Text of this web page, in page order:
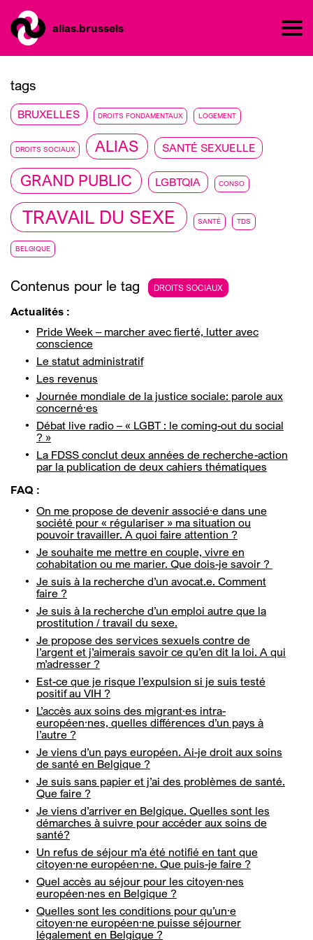
alias.brussels
tags
BRUXELLES DROITS FONDAMENTAUX LOGEMENT
DROITS SOCIAUX ALIAS SANTÉ SEXUELLE
GRAND PUBLIC LGBTQIA CONSO
TRAVAIL DU SEXE SANTÉ TDS
BELGIQUE
Contenus pour le tag DROITS SOCIAUX
Actualités :
Pride Week – marcher avec fierté, lutter avec
conscience
Le statut administratif
Les revenus
Journée mondiale de la justice sociale: parole aux
concerné·es
Débat live radio – « LGBT : le coming-out du social
? »
La FDSS conclut deux années de recherche-action
par la publication de deux cahiers thématiques
FAQ :
On me propose de devenir associé·e dans une
société pour « régulariser » ma situation ou
pouvoir travailler. A quoi faire attention ?
Je souhaite me mettre en couple, vivre en
cohabitation ou me marier. Que dois-je savoir ?
Je suis à la recherche d’un avocat.e. Comment
faire ?
Je suis à la recherche d’un emploi autre que la
prostitution / travail du sexe.
Je propose des services sexuels contre de
l’argent et j’aimerais savoir ce qu’en dit la loi. A qui
m’adresser ?
Est-ce que je risque l’expulsion si je suis testé
positif au VIH ?
L’accès aux soins des migrant∙es intra-
européen·nes, quelles différences d’un pays à
l’autre ?
Je viens d’un pays européen. Ai-je droit aux soins
de santé en Belgique ?
Je suis sans papier et j’ai des problèmes de santé.
Que faire ?
Je viens d’arriver en Belgique. Quelles sont les
démarches à suivre pour accéder aux soins de
santé?
Un refus de séjour m’a été notifié en tant que
citoyen·ne européen·ne. Que puis-je faire ?
Quel accès au séjour pour les citoyen∙nes
européen∙nes en Belgique ?
Quelles sont les conditions pour qu’un·e
citoyen·ne européen·ne puisse séjourner
légalement en Belgique ?